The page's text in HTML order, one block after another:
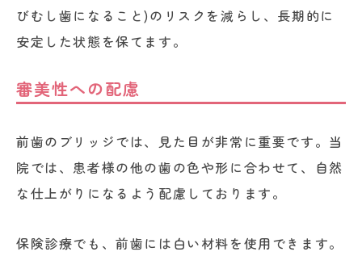
びむし歯になること)のリスクを減らし、長期的に
安定した状態を保てます。
審美性への配慮
前歯のブリッジでは、見た目が非常に重要です。当
院では、患者様の他の歯の色や形に合わせて、自然
な仕上がりになるよう配慮しております。
保険診療でも、前歯には白い材料を使用できます。